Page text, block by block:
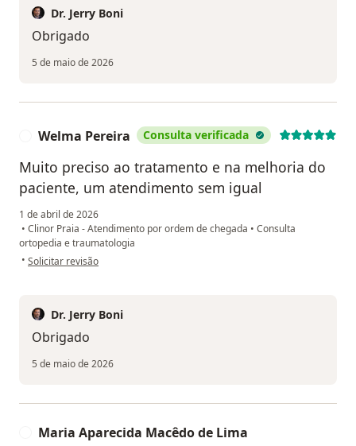
Dr. Jerry Boni
Obrigado
5 de maio de 2026
Welma Pereira Consulta verificada
Muito preciso ao tratamento e na melhoria do
paciente, um atendimento sem igual
1 de abril de 2026
• Clinor Praia - Atendimento por ordem de chegada • Consulta
ortopedia e traumatologia
• na opinião do utilizador Welma Pereira
Solicitar revisão
Dr. Jerry Boni
Obrigado
5 de maio de 2026
Maria Aparecida Macêdo de Lima